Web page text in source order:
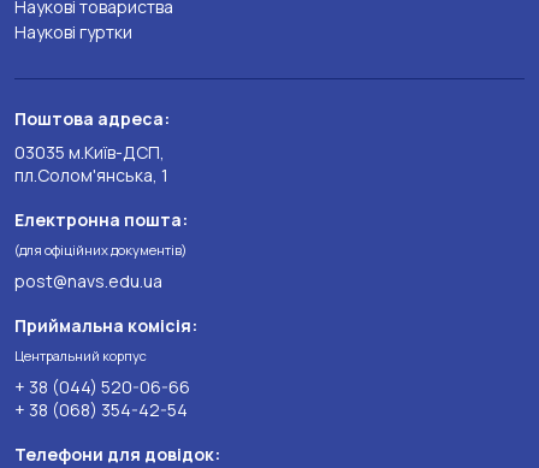
Наукові товариства
Наукові гуртки
Поштова адреса:
03035 м.Київ-ДСП,
пл.Солом'янська, 1
Електронна пошта:
(для офіційних документів)
post@navs.edu.ua
Приймальна комісія:
Центральний корпус
+ 38 (044) 520-06-66
+ 38 (068) 354-42-54
Телефони для довідок: